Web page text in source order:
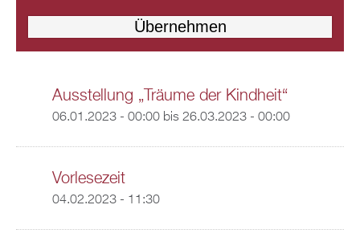
Ausstellung „Träume der Kindheit“
06.01.2023 - 00:00bis 26.03.2023 - 00:00
Vorlesezeit
04.02.2023 - 11:30